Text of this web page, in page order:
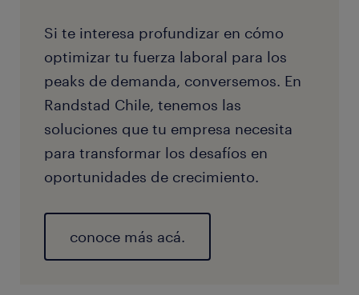
Si te interesa profundizar en cómo
optimizar tu fuerza laboral para los
peaks de demanda, conversemos. En
Randstad Chile, tenemos las
soluciones que tu empresa necesita
para transformar los desafíos en
oportunidades de crecimiento.
conoce más acá.